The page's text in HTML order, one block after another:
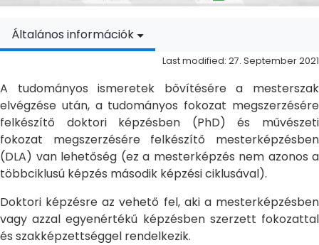
Általános információk
Last modified: 27. September 2021
A tudományos ismeretek bővítésére a mesterszak
elvégzése után, a tudományos fokozat megszerzésére
felkészítő doktori képzésben (PhD) és művészeti
fokozat megszerzésére felkészítő mesterképzésben
(DLA) van lehetőség (ez a mesterképzés nem azonos a
többciklusú képzés második képzési ciklusával).
Doktori képzésre az vehető fel, aki a mesterképzésben
vagy azzal egyenértékű képzésben szerzett fokozattal
és szakképzettséggel rendelkezik.